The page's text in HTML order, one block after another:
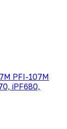
PFI-107M
iPF680,